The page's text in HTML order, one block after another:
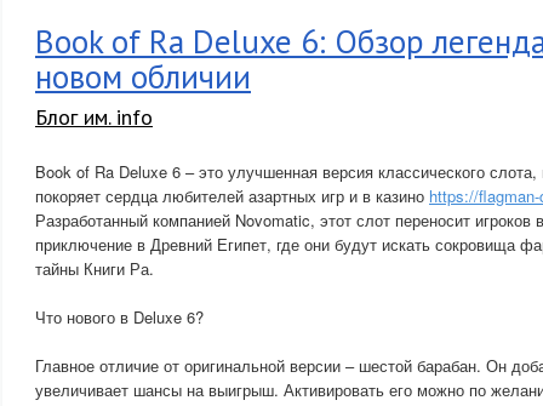
Book of Ra Deluxe 6: Обзор
новом обличии
Блог им. info
Book of Ra Deluxe 6 – это улучшенная версия классического
покоряет сердца любителей азартных игр и в казино https://
Разработанный компанией Novomatic, этот слот переносит
приключение в Древний Египет, где они будут искать сокровища
тайны Книги Ра.
Что нового в Deluxe 6?
Главное отличие от оригинальной версии – шестой барабан. Он
увеличивает шансы на выигрыш. Активировать его можно по